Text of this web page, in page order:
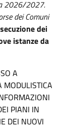
2026/2027.
dei Comuni
dei
istanze da
A
MODULISTICA
PIANI IN
DEI NUOVI